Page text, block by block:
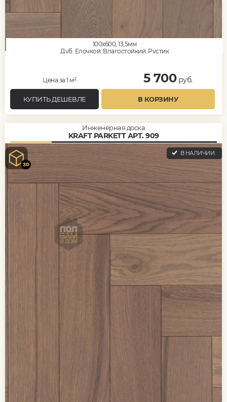
100x600, 13,5мм
Дуб, Елочкой, Влагостойкий, Рустик
Цена за 1 м² 5 700руб.
КУПИТЬ ДЕШЕВЛЕ В КОРЗИНУ
Инженерная доска
KRAFT PARKETT АРТ. 909
В НАЛИЧИИ